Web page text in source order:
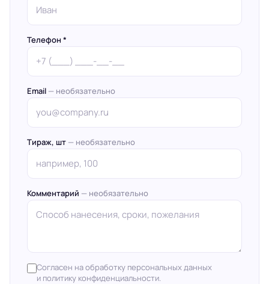
Телефон *
Email — необязательно
Тираж, шт — необязательно
Комментарий — необязательно
Согласен на обработку персональных данных
и политику конфиденциальности.